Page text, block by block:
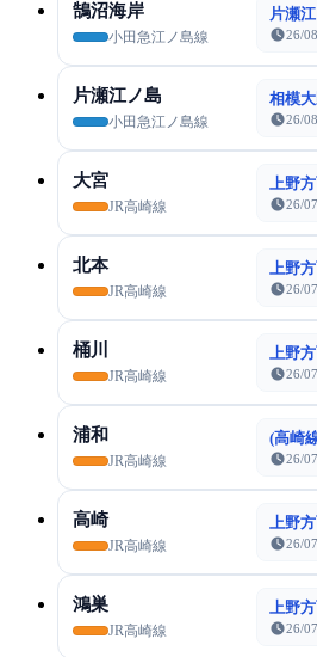
鵠沼海岸
小田急江ノ島線
片瀬
26/
片瀬江ノ島
小田急江ノ島線
相模
26/
大宮
JR高崎線
上野
26/
北本
JR高崎線
上野
26/
桶川
JR高崎線
上野
26/
浦和
JR高崎線
(高崎
26/
高崎
JR高崎線
上野
26/
鴻巣
JR高崎線
上野
26/